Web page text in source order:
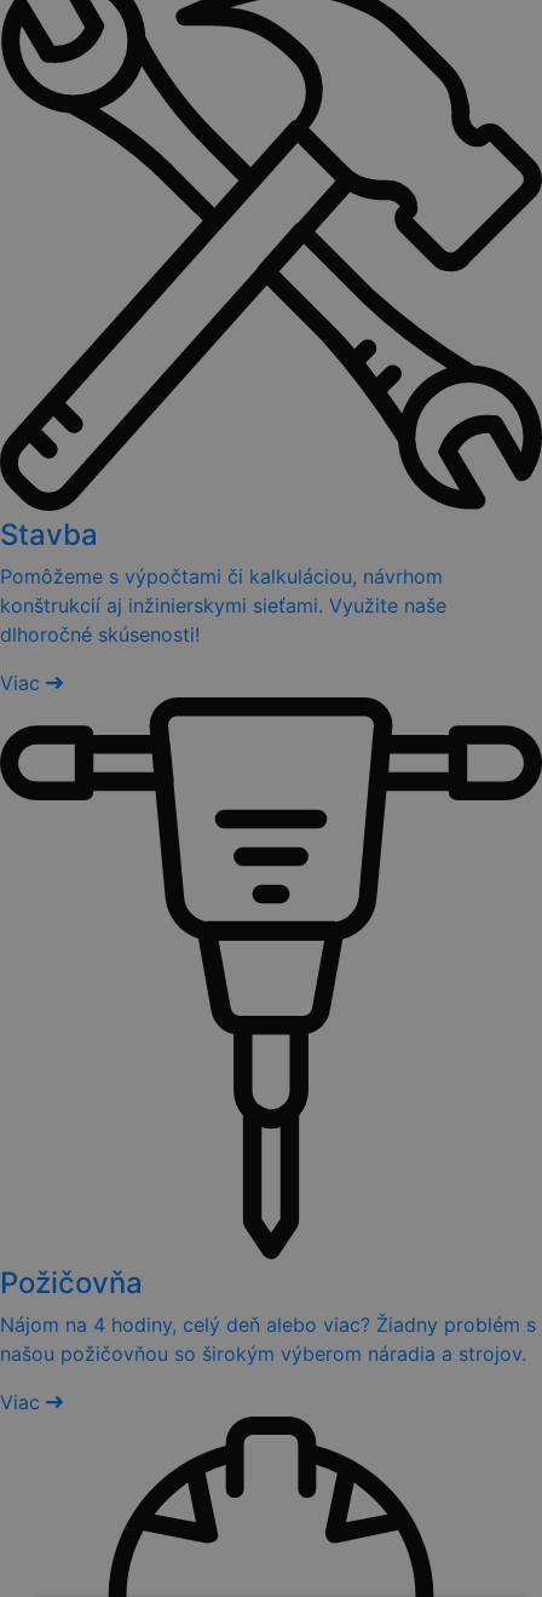
Stavba
Pomôžeme s výpočtami či kalkuláciou, návrhom
konštrukcií aj inžinierskymi sieťami. Využite naše
dlhoročné skúsenosti!
Viac
Požičovňa
Nájom na 4 hodiny, celý deň alebo viac? Žiadny problém s
našou požičovňou so širokým výberom náradia a strojov.
Viac